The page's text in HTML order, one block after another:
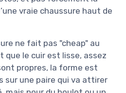
vraie chaussure haut de
ne fait pas "cheap" au
que le cuir est lisse, assez
propres, la forme est
sur une paire qui va attirer